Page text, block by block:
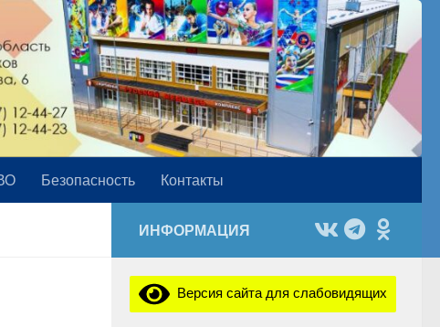
Безопасность Контакты
ИНФОРМАЦИЯ
Версия сайта для слабовидящих